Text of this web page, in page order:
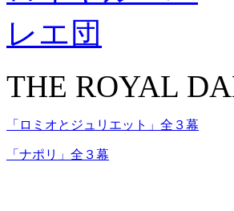
THE ROYAL
「ロミオとジュリエット」全３幕
「ナポリ」全３幕